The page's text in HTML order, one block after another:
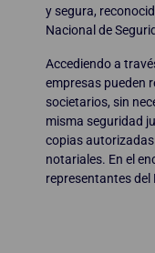
y segura,
Nacional de
Accediendo a
empresas pueden
societarios, sin
misma seguridad
copias
notariales. En el
representantes del